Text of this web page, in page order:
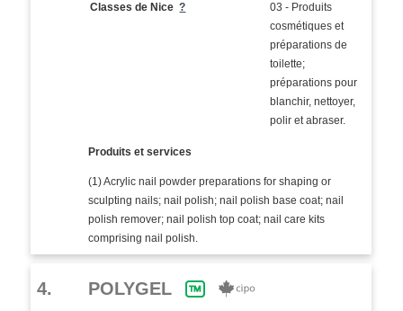
Classes de Nice?
03 - Produits
cosmétiques et
préparations de
toilette;
préparations pour
blanchir, nettoyer,
polir et abraser.
Produits et services
(1) Acrylic nail powder preparations for shaping or
sculpting nails; nail polish; nail polish base coat; nail
polish remover; nail polish top coat; nail care kits
comprising nail polish.
4. POLYGEL